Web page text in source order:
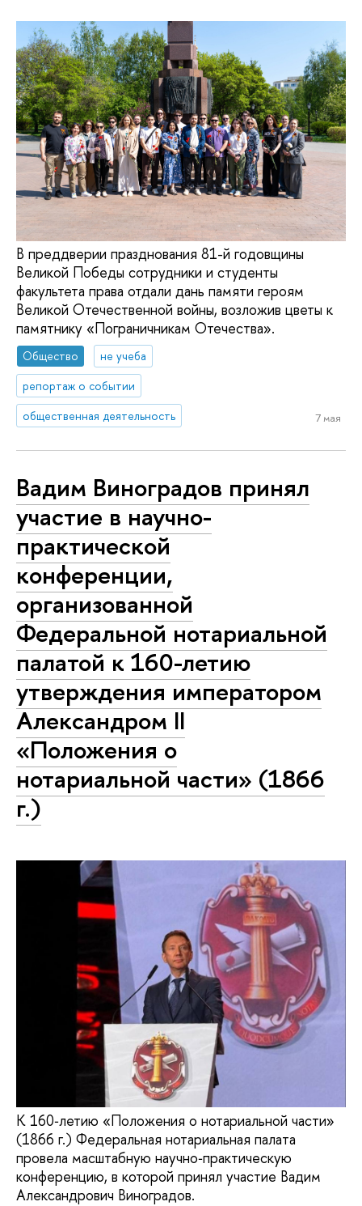
В преддверии празднования 81-й годовщины
Великой Победы сотрудники и студенты
факультета права отдали дань памяти героям
Великой Отечественной войны, возложив цветы к
памятнику «Пограничникам Отечества».
Общество
не учеба
репортаж о событии
общественная деятельность
7 мая
Вадим Виноградов принял
участие в научно-
практической
конференции,
организованной
Федеральной нотариальной
палатой к 160-летию
утверждения императором
Александром II
«Положения о
нотариальной части» (1866
г.)
К 160‑летию «Положения о нотариальной части»
(1866 г.) Федеральная нотариальная палата
провела масштабную научно‑практическую
конференцию, в которой принял участие Вадим
Александрович Виноградов.